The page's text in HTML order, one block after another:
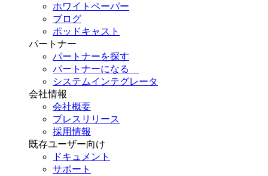
ホワイトペーパー
ブログ
ポッドキャスト
パートナー
パートナーを探す
パートナーになる
システムインテグレータ
会社情報
会社概要
プレスリリース
採用情報
既存ユーザー向け
ドキュメント
サポート